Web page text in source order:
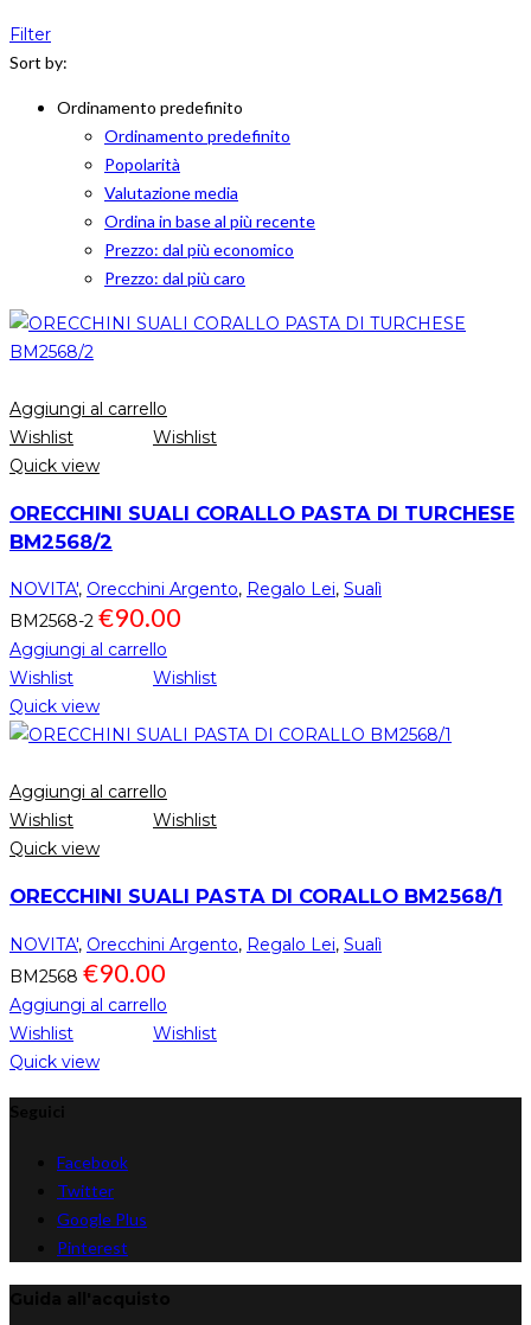
Filter
Sort by:
Ordinamento predefinito
Ordinamento predefinito
Popolarità
Valutazione media
Ordina in base al più recente
Prezzo: dal più economico
Prezzo: dal più caro
Aggiungi al carrello
Wishlist
Wishlist
Quick view
ORECCHINI SUALI CORALLO PASTA DI TURCHESE
BM2568/2
NOVITA', Orecchini Argento, Regalo Lei, Sualì
BM2568-2 €90.00
Aggiungi al carrello
Wishlist
Wishlist
Quick view
Aggiungi al carrello
Wishlist
Wishlist
Quick view
ORECCHINI SUALI PASTA DI CORALLO BM2568/1
NOVITA', Orecchini Argento, Regalo Lei, Sualì
BM2568 €90.00
Aggiungi al carrello
Wishlist
Wishlist
Quick view
Facebook
Twitter
Google Plus
Pinterest